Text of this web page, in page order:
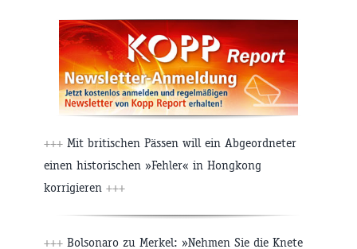
+++ Mit britischen Pässen will ein Abgeordneter
einen historischen »Fehler« in Hongkong
korrigieren +++
+++ Bolsonaro zu Merkel: »Nehmen Sie die Knete